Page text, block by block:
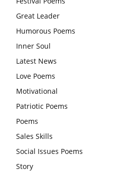
करना चाहिए और उन्हें पूजनीय दृष्टि से देखना
वट सावित्री पूजा विधि और कथा:इस व्रत
महिलाएं, करती हैं देवी सावित्री और बरगद
CBSE 12वीं परीक्षा रद्द होने का
एग्जाम पर करना चाहिए, तनाव लेने की
Great Leader
Humorous Poems
Inner Soul
Latest News
Love Poems
Motivational
Patriotic Poems
Poems
Sales Skills
Social Issues Poems
Story